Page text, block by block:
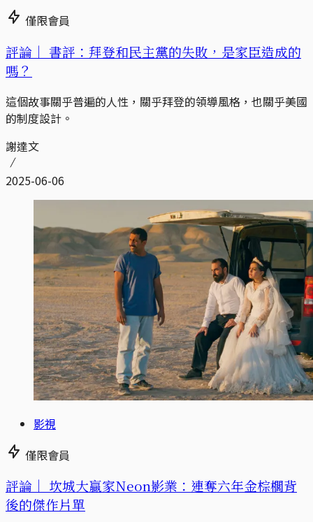
僅限會員
評論｜ 書評：拜登和民主黨的失敗，是家臣造成的
嗎？
這個故事關乎普遍的人性，關乎拜登的領導風格，也關乎美國
的制度設計。
謝達文
2025-06-06
影視
僅限會員
評論｜ 坎城大贏家Neon影業：連奪六年金棕櫚背
後的傑作片單